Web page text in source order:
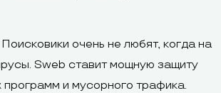
Поисковики очень не любят, когда на
Sweb ставит мощную защиту
программ и мусорного трафика.